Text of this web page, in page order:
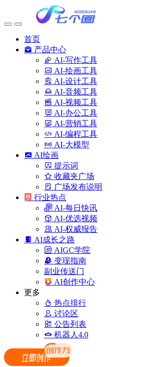
首页
产品中心
AI-写作工具
AI-绘画工具
AI-设计工具
AI-音频工具
AI-视频工具
AI-办公工具
AI-营销工具
AI-编程工具
AI-大模型
AI绘画
提示词
收藏夹广场
广场发布说明
行业热点
AI-每日快讯
AI-优选视频
AI-权威报告
AI成长之路
AIGC学院
变现指南
副业传送门
AI创作中心
更多
热点排行
讨论区
公告列表
机器人4.0